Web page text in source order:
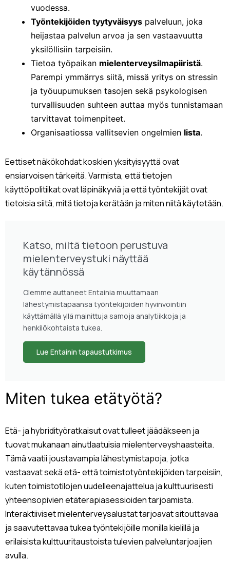
vuodessa.
Työntekijöiden tyytyväisyys palveluun, joka
heijastaa palvelun arvoa ja sen vastaavuutta
yksilöllisiin tarpeisiin.
Tietoa työpaikan mielenterveysilmapiiristä.
Parempi ymmärrys siitä, missä yritys on stressin
ja työuupumuksen tasojen sekä psykologisen
turvallisuuden suhteen auttaa myös tunnistamaan
tarvittavat toimenpiteet.
Organisaatiossa vallitsevien ongelmien lista.
Eettiset näkökohdat koskien yksityisyyttä ovat
ensiarvoisen tärkeitä. Varmista, että tietojen
käyttöpolitiikat ovat läpinäkyviä ja että työntekijät ovat
tietoisia siitä, mitä tietoja kerätään ja miten niitä käytetään.
Katso, miltä tietoon perustuva
mielenterveystuki näyttää
käytännössä
Olemme auttaneet Entainia muuttamaan
lähestymistapaansa työntekijöiden hyvinvointiin
käyttämällä yllä mainittuja samoja analytiikkoja ja
henkilökohtaista tukea.
Lue Entainin tapaustutkimus
Miten tukea etätyötä?
Etä- ja hybridityöratkaisut ovat tulleet jäädäkseen ja
tuovat mukanaan ainutlaatuisia mielenterveyshaasteita.
Tämä vaatii joustavampia lähestymistapoja, jotka
vastaavat sekä etä- että toimistotyöntekijöiden tarpeisiin,
kuten toimistotilojen uudelleenajattelua ja kulttuurisesti
yhteensopivien etäterapiasessioiden tarjoamista.
Interaktiiviset mielenterveysalustat tarjoavat sitouttavaa
ja saavutettavaa tukea työntekijöille monilla kielillä ja
erilaisista kulttuuritaustoista tulevien palveluntarjoajien
avulla.